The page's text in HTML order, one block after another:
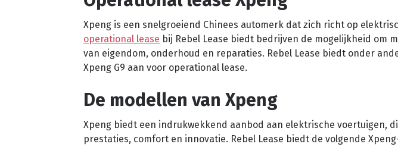
Xpeng is een snelgroeiend Chinees automerk dat zich richt op
operational lease bij Rebel Lease biedt bedrijven de mogelijkheid om
van eigendom, onderhoud en reparaties. Rebel Lease biedt onder
Xpeng G9 aan voor operational lease.
De modellen van Xpeng
Xpeng biedt een indrukwekkend aanbod aan elektrische voertuigen,
prestaties, comfort en innovatie. Rebel Lease biedt de volgende